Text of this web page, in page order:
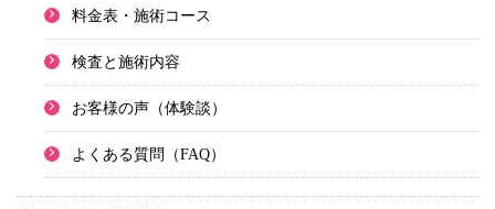
料金表・施術コース
検査と施術内容
お客様の声（体験談）
よくある質問（FAQ）